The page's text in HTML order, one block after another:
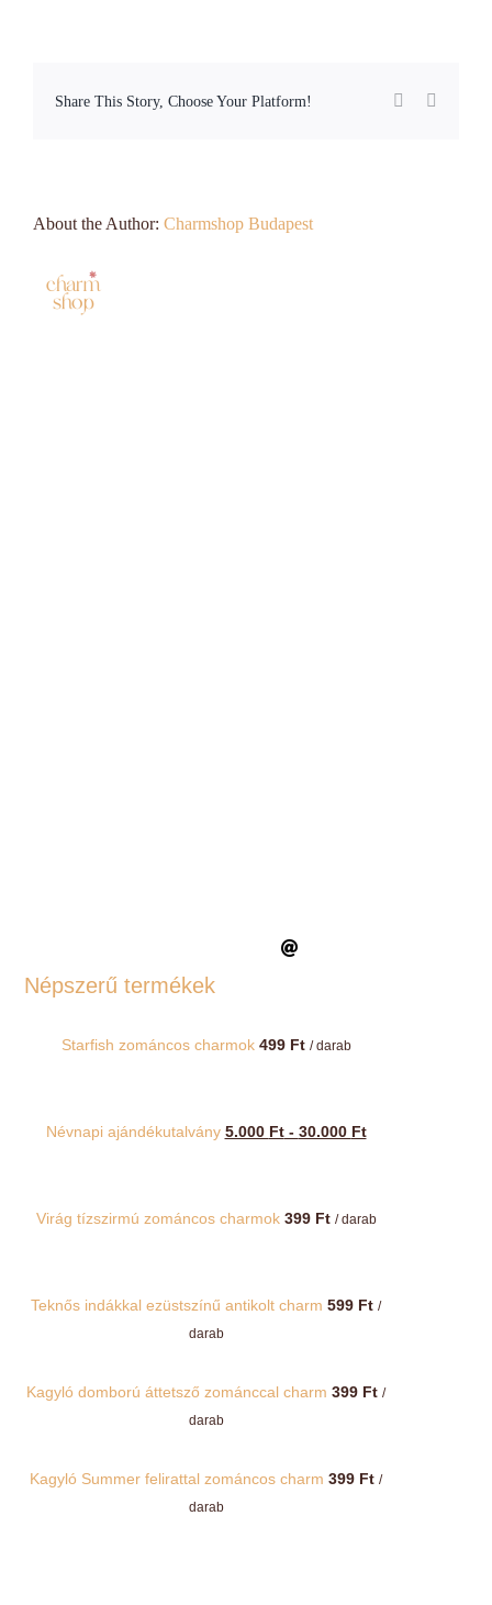
Share This Story, Choose Your Platform! Facebook
About the Author: Charmshop Budapest
Népszerű termékek
Starfish zománcos charmok 499 Ft / darab
Névnapi ajándékutalvány 5.000 Ft- 30.000 Ft
Virág tízszirmú zománcos charmok 399 Ft / darab
Teknős indákkal ezüstszínű antikolt charm 599 Ft /
darab
Kagyló domború áttetsző zománccal charm 399 Ft /
darab
Kagyló Summer felirattal zománcos charm 399 Ft /
darab